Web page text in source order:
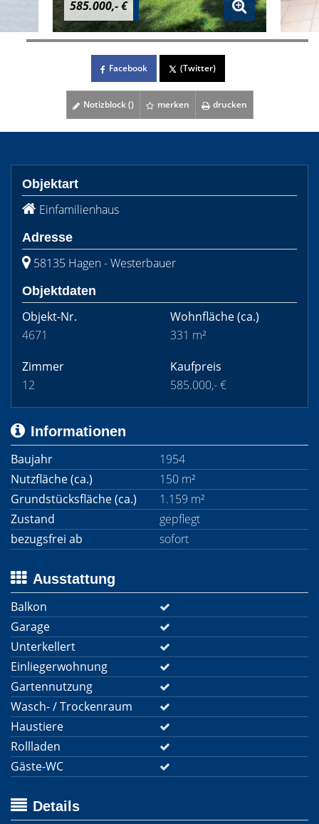
585.000,- €
Facebook (Twitter)
Notizblock () merken drucken
Objektart
Einfamilienhaus
Adresse
58135 Hagen - Westerbauer
Objektdaten
Objekt-Nr.
4671
Wohnfläche(ca.)
331 m²
Zimmer
12
Kaufpreis
585.000,- €
Informationen
Baujahr
1954
Nutzfläche (ca.)
150 m²
Grundstücksfläche (ca.)
1.159 m²
Zustand
gepflegt
bezugsfrei ab
sofort
Ausstattung
Balkon
Garage
Unterkellert
Einliegerwohnung
Gartennutzung
Wasch- / Trockenraum
Haustiere
Rollladen
Gäste-WC
Details